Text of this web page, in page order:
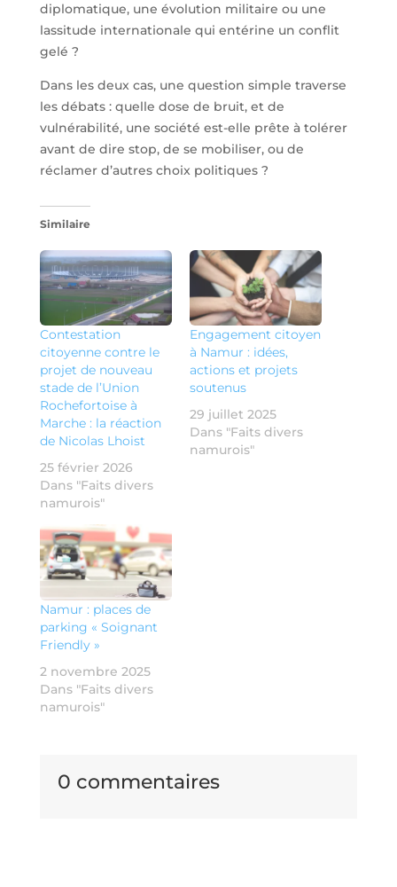
diplomatique, une évolution militaire ou une
lassitude internationale qui entérine un conflit
gelé ?
Dans les deux cas, une question simple traverse
les débats : quelle dose de bruit, et de
vulnérabilité, une société est-elle prête à tolérer
avant de dire stop, de se mobiliser, ou de
réclamer d’autres choix politiques ?
Similaire
Contestation
citoyenne contre le
projet de nouveau
stade de l’Union
Rochefortoise à
Marche : la réaction
de Nicolas Lhoist
25 février 2026
Dans "Faits divers
namurois"
Engagement citoyen
à Namur : idées,
actions et projets
soutenus
29 juillet 2025
Dans "Faits divers
namurois"
Namur : places de
parking « Soignant
Friendly »
2 novembre 2025
Dans "Faits divers
namurois"
0 commentaires